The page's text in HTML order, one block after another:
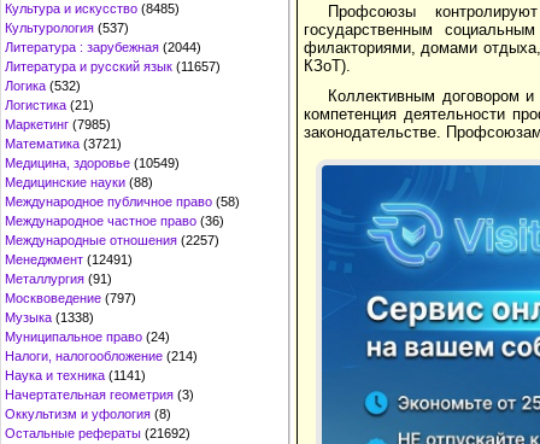
Культура и искусство (8485)
Культурология (537)
Литература : зарубежная (2044)
Литература и русский язык (11657)
Логика (532)
Логистика (21)
Маркетинг (7985)
Математика (3721)
Медицина, здоровье (10549)
Медицинские науки (88)
Международное публичное право (58)
Международное частное право (36)
Международные отношения (2257)
Менеджмент (12491)
Металлургия (91)
Москвоведение (797)
Музыка (1338)
Муниципальное право (24)
Налоги, налогообложение (214)
Наука и техника (1141)
Начертательная геометрия (3)
Оккультизм и уфология (8)
Остальные рефераты (21692)
Профсоюзы
государственным
филакториями, домами
КЗоТ).
Коллективным договором
компетенция деятельности
законодательстве.